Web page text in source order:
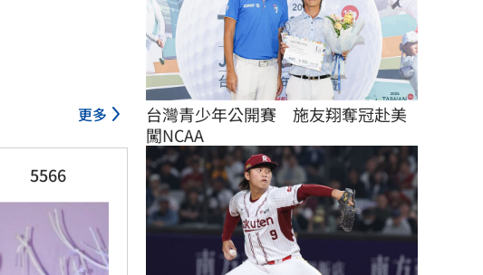
更多
5566
台灣青少年公開賽　施友翔奪冠赴美
闖NCAA